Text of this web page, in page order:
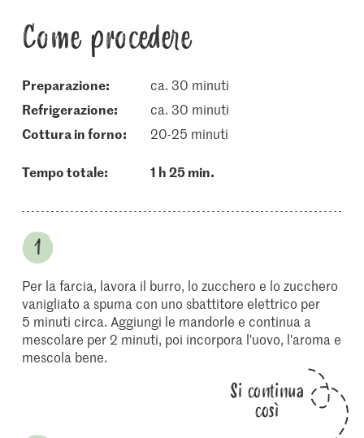
Come procedere
Preparazione:
ca. 30 minuti
refrigerazione:
ca. 30 minuti
cottura in forno:
20-25 minuti
Tempo totale: 1 h 25 min.
Per la farcia, lavora il burro, lo zucchero e lo zucchero
vanigliato a spuma con uno sbattitore elettrico per
5 minuti circa. Aggiungi le mandorle e continua a
mescolare per 2 minuti, poi incorpora l'uovo, l'aroma e
mescola bene.
Si continua
così